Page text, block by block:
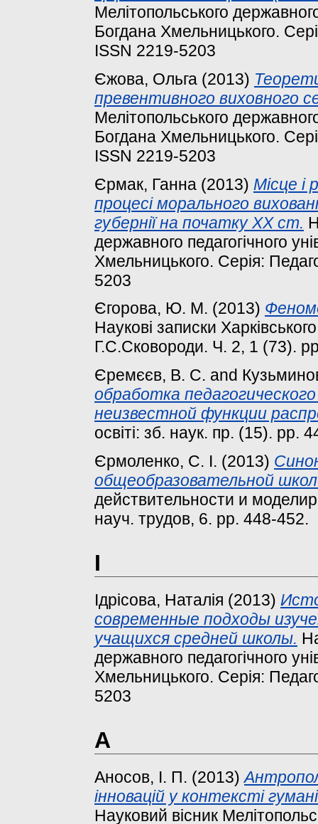
Мелітопольського
Богдана Хмельницького.
ISSN 2219-5203
Єжова, Ольга (2013)
превентивного виховного
Мелітопольського
Богдана Хмельницького.
ISSN 2219-5203
Єрмак, Ганна (2013) Місце і
процесі морального
губернії на початку XX ст.
державного педагогічного
Хмельницького. Серія:
5203
Єгорова, Ю. М. (2013)
Наукові записки
Г.С.Сковороди. Ч. 2, 1 (73).
Єремєєв, В. С. and
обработка
неизвестной функции
освіті: зб. наук. пр. (15). pp.
Єрмоленко, С. І. (2013)
общеобразовательной
действительности и
науч. трудов, 6. pp. 448-452.
І
Ідрісова, Наталія (2013)
современные подходы
учащихся средней школы.
державного педагогічного
Хмельницького. Серія:
5203
А
Аносов, І. П. (2013)
інновацій у контексті
Науковий вісник